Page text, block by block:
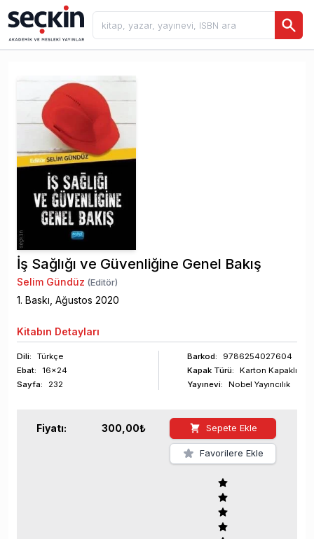
İş Sağlığı ve Güvenliğine Genel Bakış
Selim Gündüz (Editör)
1. Baskı, Ağustos 2020
Kitabın Detayları
Dili:
Türkçe
Ebat:
16x24
Sayfa: 232
Barkod:
9786254027604
Kapak Türü:
Karton Kapaklı
Yayınevi:
Nobel Yayıncılık
Fiyatı: 300,00₺ Sepete Ekle
Favorilere Ekle